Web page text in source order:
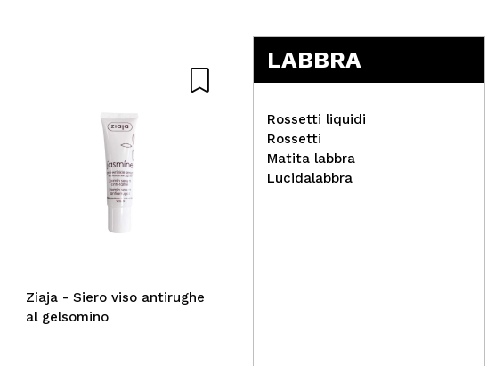
Ziaja - Siero viso antirughe
al gelsomino
LABBRA
Rossetti liquidi
Rossetti
Matita labbra
Lucidalabbra